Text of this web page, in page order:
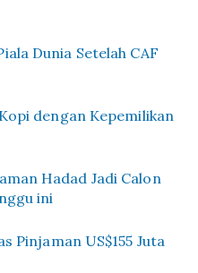
Dunia Setelah CAF
dengan Kepemilikan
Hadad Jadi Calon
ini
Pinjaman US$155 Juta